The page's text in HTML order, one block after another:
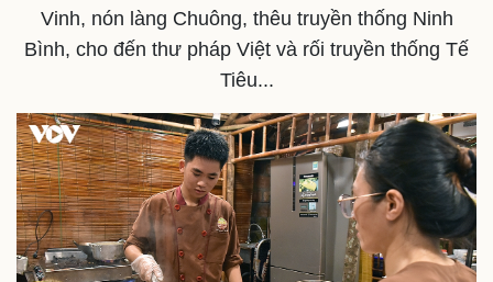
Vinh, nón làng Chuông, thêu truyền thống Ninh
Bình, cho đến thư pháp Việt và rối truyền thống Tế
Tiêu...